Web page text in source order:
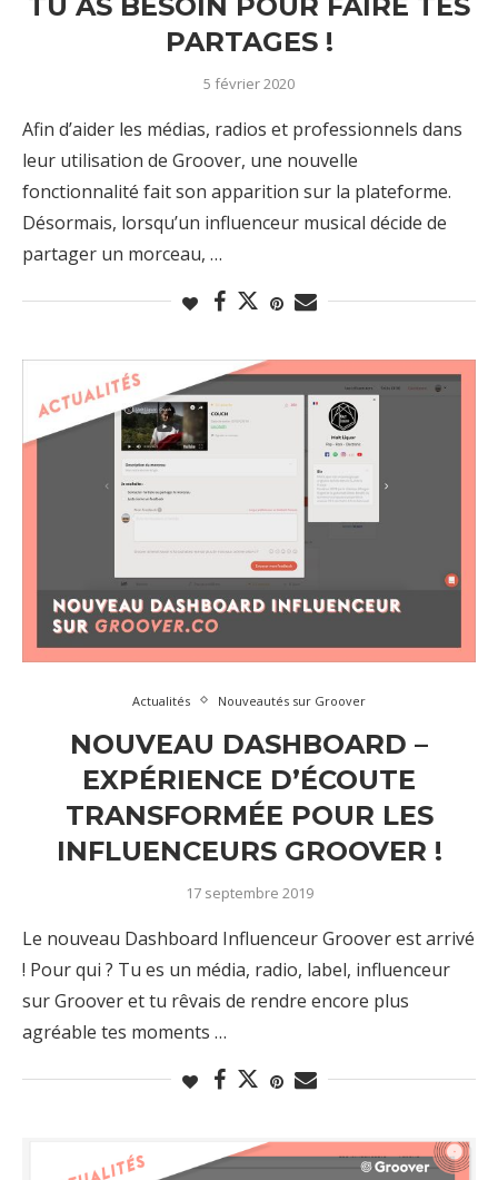
PARTAGES !
5 février 2020
Afin d’aider les médias, radios et professionnels dans
leur utilisation de Groover, une nouvelle
fonctionnalité fait son apparition sur la plateforme.
Désormais, lorsqu’un influenceur musical décide de
partager un morceau, …
Actualités Nouveautés sur Groover
NOUVEAU DASHBOARD –
EXPÉRIENCE D’ÉCOUTE
TRANSFORMÉE POUR LES
INFLUENCEURS GROOVER !
17 septembre 2019
Le nouveau Dashboard Influenceur Groover est arrivé
! Pour qui ? Tu es un média, radio, label, influenceur
sur Groover et tu rêvais de rendre encore plus
agréable tes moments …